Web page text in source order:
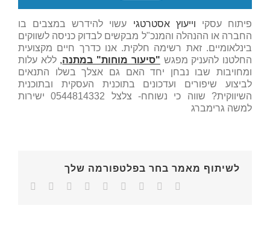
פיתוח עסקי וייעוץ אסטרטגי עשוי להידרש במצבים בו
החברה או ההנהלה והמנכ"ל מבקשים לבדוק כניסה לשווקים
בינלאומיים. זאת רשימה חלקית. אנו כדרך חיים מקצועית
החלטנו להעניק מפגש "סיעור מוחות" במתנה, ללא עלות
ומחויבות שבו נבחן יחד האם גם אצלך בשלו התנאים
לביצוע שיפורים ועדכונים בתוכנית העסקית ובתוכנית
השיווקית? שווה כי נשוחח- צלצל 0544814332 ישירות
למשה גרימברג
לשיתוף מאמר בחר בפלטפורמה שלך